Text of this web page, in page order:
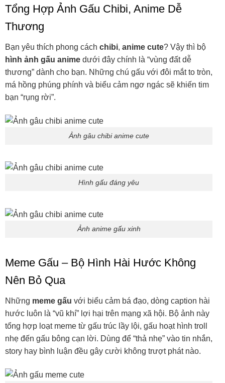
Tổng Hợp Ảnh Gấu Chibi, Anime Dễ
Thương
Bạn yêu thích phong cách chibi, anime cute? Vậy thì bộ
hình ảnh gấu anime dưới đây chính là “vùng đất dễ
thương” dành cho bạn. Những chú gấu với đôi mắt to tròn,
má hồng phúng phính và biểu cảm ngơ ngác sẽ khiến tim
bạn “rụng rời”.
Ảnh gâu chibi anime cute
Hình gấu đáng yêu
Ảnh anime gấu xinh
Meme Gấu – Bộ Hình Hài Hước Không
Nên Bỏ Qua
Những meme gấu với biểu cảm bá đạo, dòng caption hài
hước luôn là “vũ khí” lợi hại trên mạng xã hội. Bộ ảnh này
tổng hợp loạt meme từ gấu trúc lầy lội, gấu hoạt hình troll
nhẹ đến gấu bông cạn lời. Dùng để “thả nhẹ” vào tin nhắn,
story hay bình luận đều gây cười không trượt phát nào.